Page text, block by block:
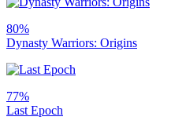
80%
Dynasty Warriors: Origins
77%
Last Epoch